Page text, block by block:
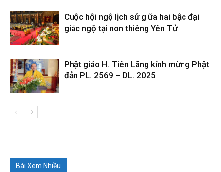
Cuộc hội ngộ lịch sử giữa hai bậc đại
giác ngộ tại non thiêng Yên Tử
Phật giáo H. Tiên Lãng kính mừng Phật
đản PL. 2569 – DL. 2025
Bài Xem Nhiều